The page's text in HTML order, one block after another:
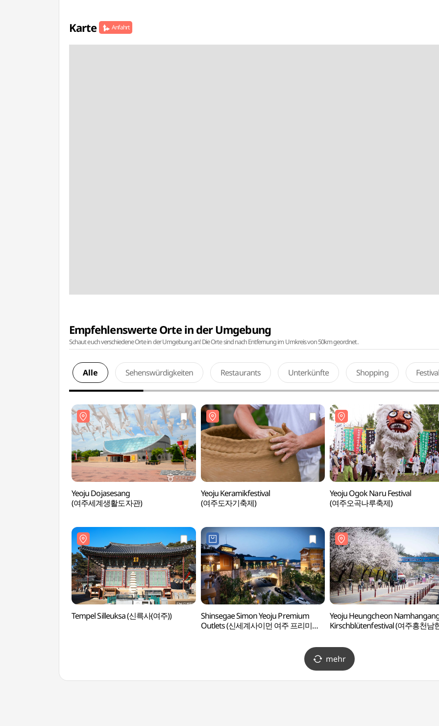
Karte Anfahrt
Empfehlenswerte Orte in der Umgebung
Schaut euch verschiedene Orte in der Umgebung an! Die Orte sind nach Entfernung im Umkreis von 50km geordnet.
Alle Sehenswürdigkeiten Restaurants Unterkünfte Shopping
Yeoju Dojasesang
(여주세계생활도자관)
Yeoju Keramikfestival
(여주도자기축제)
Yeoju Ogok Naru Festival
(여주오곡나루축제)
Tempel Silleuksa (신륵사(여주))
Shinsegae Simon Yeoju Premium
Outlets (신세계사이먼 여주 프리미엄
Yeoju Heungcheon
Kirschblütenfestival (여주흥천남
mehr